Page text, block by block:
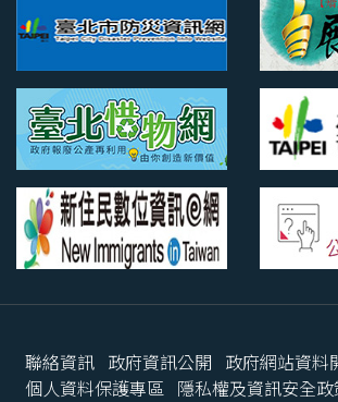
聯絡資訊 政府資訊公開 政府網站資料
個人資料保護專區 隱私權及資訊安全政